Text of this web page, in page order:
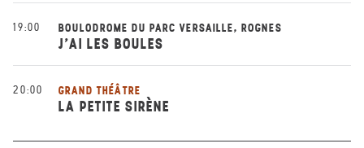
19:00 BOULODROME DU PARC VERSAILLE, ROGNES
J'AI LES BOULES
20:00 GRAND THÉÂTRE
LA PETITE SIRÈNE